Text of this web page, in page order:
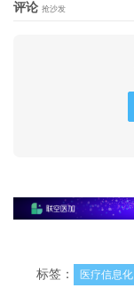
评论 抢沙发
标签： 医疗信息化